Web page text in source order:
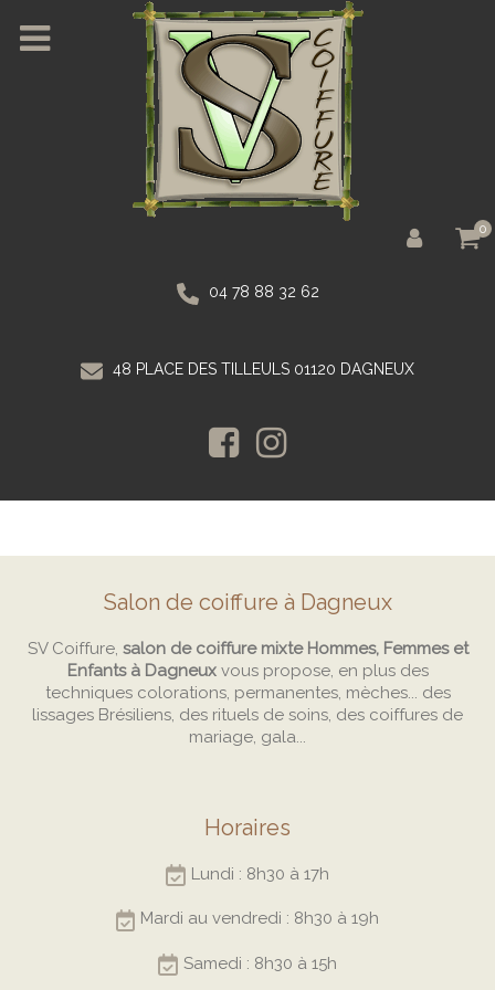
0
04 78 88 32 62
48 PLACE DES TILLEULS 01120 DAGNEUX
Salon de coiffure à Dagneux
SV Coiffure, salon de coiffure mixte Hommes, Femmes et
Enfants à Dagneuxvous propose, en plus des
techniques colorations, permanentes, mèches... des
lissages Brésiliens, des rituels de soins, des coiffures de
mariage, gala...
Horaires
Lundi : 8h30 à 17h
Mardi au vendredi : 8h30 à 19h
Samedi : 8h30 à 15h